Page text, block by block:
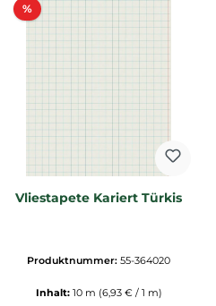
%Rabatt
Vliestapete Kariert Türkis
Produktnummer: 55-364020
Inhalt: 10 m (6,93 € / 1 m)